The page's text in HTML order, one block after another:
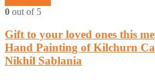
0 out of 5
Gift to your loved ones this
Hand Painting of Kilchurn
Nikhil Sablania